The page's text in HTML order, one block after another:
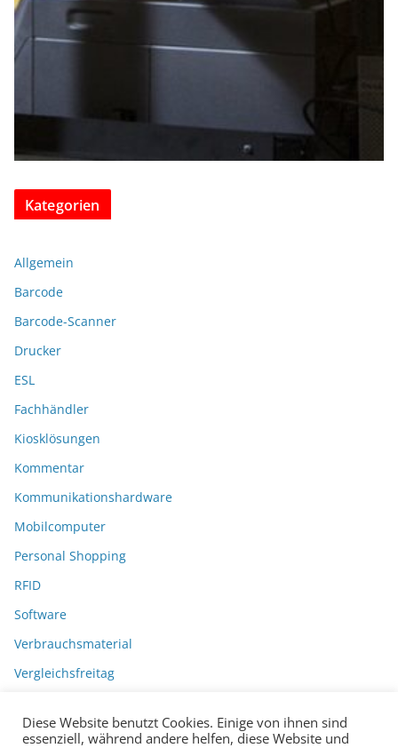
Kategorien
Allgemein
Barcode
Barcode-Scanner
Drucker
ESL
Fachhändler
Kiosklösungen
Kommentar
Kommunikationshardware
Mobilcomputer
Personal Shopping
RFID
Software
Verbrauchsmaterial
Vergleichsfreitag
Diese Website benutzt Cookies. Einige von ihnen sind
essenziell, während andere helfen, diese Website und